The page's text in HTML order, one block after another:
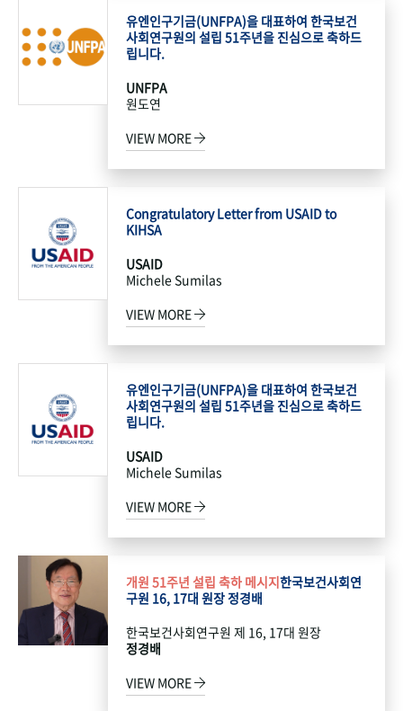
유엔인구기금(UNFPA)을 대표하여 한국보건
사회연구원의 설립 51주년을 진심으로 축하드
립니다.
UNFPA
원도연
VIEW MORE
Congratulatory Letter from USAID to
KIHSA
USAID
Michele Sumilas
VIEW MORE
유엔인구기금(UNFPA)을 대표하여 한국보건
사회연구원의 설립 51주년을 진심으로 축하드
립니다.
USAID
Michele Sumilas
VIEW MORE
개원 51주년 설립 축하 메시지한국보건사회연
구원 16, 17대 원장 정경배
한국보건사회연구원 제 16, 17대 원장
정경배
VIEW MORE